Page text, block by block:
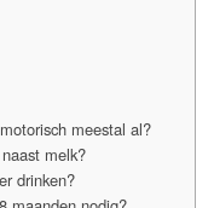
meestal al?
melk?
drinken?